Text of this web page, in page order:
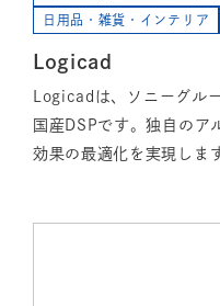
日用品・雑貨・インテリア
Logicad
Logicadは、ソニーグル
国産DSPです。独自のア
効果の最適化を実現しま